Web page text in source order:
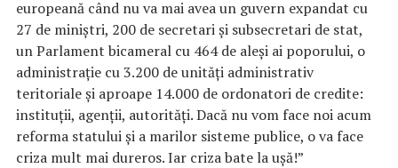
europeană când nu va mai avea un guvern expandat cu
27 de miniștri, 200 de secretari și subsecretari de stat,
un Parlament bicameral cu 464 de aleși ai poporului, o
administrație cu 3.200 de unități administrativ
teritoriale și aproape 14.000 de ordonatori de credite:
instituții, agenții, autorități. Dacă nu vom face noi acum
reforma statului și a marilor sisteme publice, o va face
criza mult mai dureros. Iar criza bate la ușă!”